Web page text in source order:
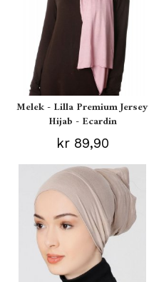
Melek - Lilla Premium Jersey
Hijab - Ecardin
kr 89,90